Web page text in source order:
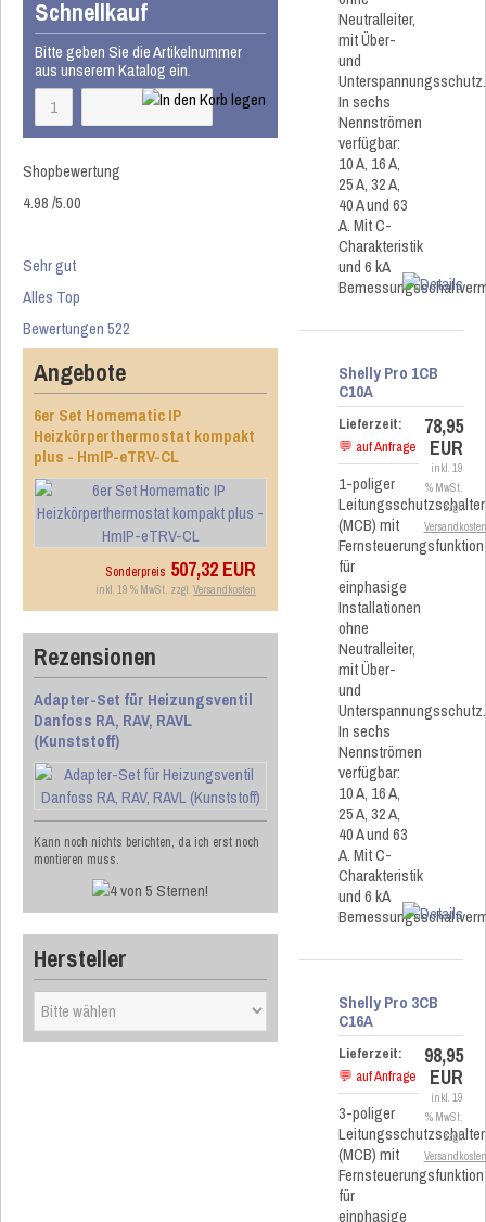
Schnellkauf
Bitte geben Sie die Artikelnummer
aus unserem Katalog ein.
Shopbewertung
4.98/5.00
Sehr gut
Alles Top
Bewertungen 522
Angebote
6er Set Homematic IP
Heizkörperthermostat kompakt
plus - HmIP-eTRV-CL
Sonderpreis 507,32 EUR
inkl. 19 % MwSt. zzgl. Versandkosten
Rezensionen
Adapter-Set für Heizungsventil
Danfoss RA, RAV, RAVL
(Kunststoff)
Kann noch nichts berichten, da ich erst noch
montieren muss.
Hersteller
Neutralleiter,
mit Über-
und
Unterspannungsschutz.
In sechs
Nennströmen
verfügbar:
10 A, 16 A,
25 A, 32 A,
40 A und 63
A. Mit C-
Charakteristik
und 6 kA
Shelly Pro 1CB
C10A
Lieferzeit:
💬 auf Anfrage
1-poliger
Leitungsschutzschalter
(MCB) mit
Fernsteuerungsfunktion
für
einphasige
Installationen
ohne
Neutralleiter,
mit Über-
und
Unterspannungsschutz.
In sechs
Nennströmen
verfügbar:
10 A, 16 A,
25 A, 32 A,
40 A und 63
A. Mit C-
Charakteristik
und 6 kA
78,95
EUR
inkl. 19
% MwSt.
zzgl.
Versandkosten
Shelly Pro 3CB
C16A
Lieferzeit:
💬 auf Anfrage
3-poliger
Leitungsschutzschalter
(MCB) mit
Fernsteuerungsfunktion
für
einphasige
98,95
EUR
inkl. 19
% MwSt.
zzgl.
Versandkosten